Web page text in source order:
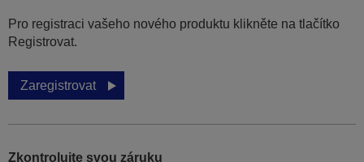
Pro registraci vašeho nového produktu klikněte na tlačítko
Registrovat.
Zaregistrovat
Zkontrolujte svou záruku